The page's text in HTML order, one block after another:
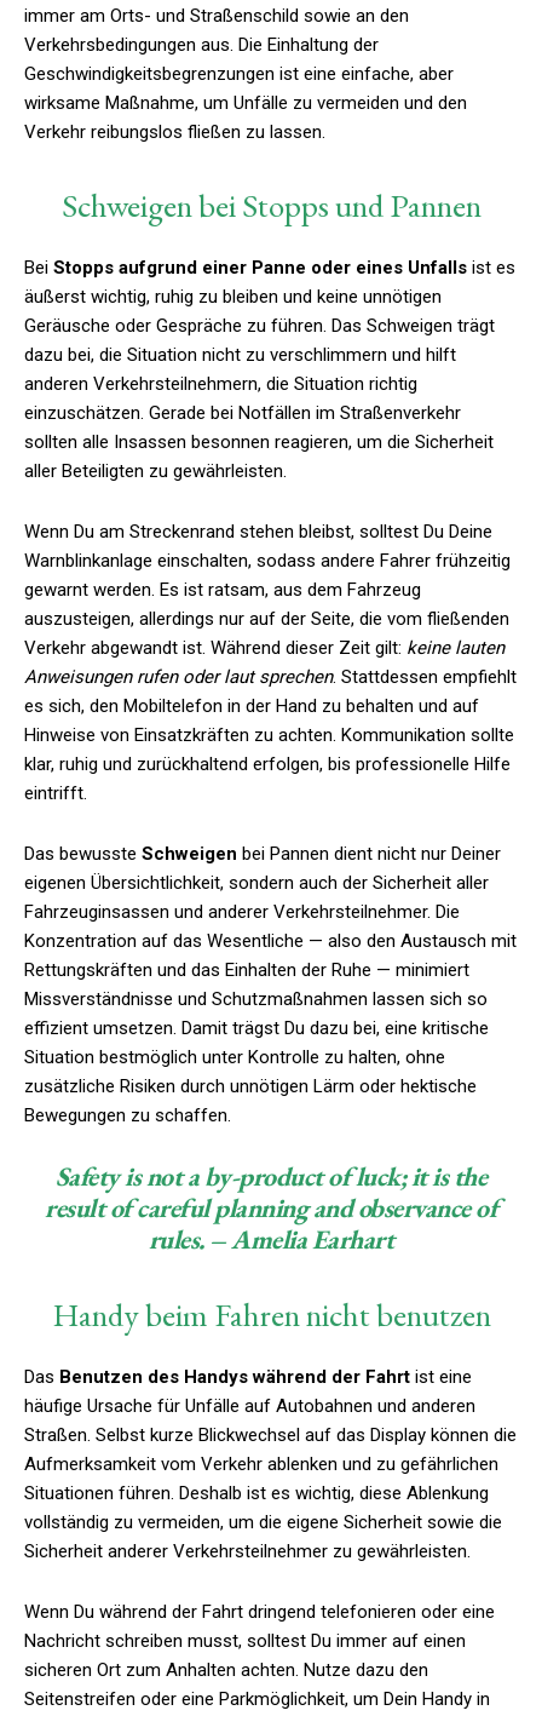
immer am Orts- und Straßenschild sowie an den
Verkehrsbedingungen aus. Die Einhaltung der
Geschwindigkeitsbegrenzungen ist eine einfache, aber
wirksame Maßnahme, um Unfälle zu vermeiden und den
Verkehr reibungslos fließen zu lassen.
Schweigen bei Stopps und Pannen
Bei Stopps aufgrund einer Panne oder eines Unfalls ist es
äußerst wichtig, ruhig zu bleiben und keine unnötigen
Geräusche oder Gespräche zu führen. Das Schweigen trägt
dazu bei, die Situation nicht zu verschlimmern und hilft
anderen Verkehrsteilnehmern, die Situation richtig
einzuschätzen. Gerade bei Notfällen im Straßenverkehr
sollten alle Insassen besonnen reagieren, um die Sicherheit
aller Beteiligten zu gewährleisten.
Wenn Du am Streckenrand stehen bleibst, solltest Du Deine
Warnblinkanlage einschalten, sodass andere Fahrer frühzeitig
gewarnt werden. Es ist ratsam, aus dem Fahrzeug
auszusteigen, allerdings nur auf der Seite, die vom fließenden
Verkehr abgewandt ist. Während dieser Zeit gilt: keine lauten
Anweisungen rufen oder laut sprechen. Stattdessen empfiehlt
es sich, den Mobiltelefon in der Hand zu behalten und auf
Hinweise von Einsatzkräften zu achten. Kommunikation sollte
klar, ruhig und zurückhaltend erfolgen, bis professionelle Hilfe
eintrifft.
Das bewusste Schweigen bei Pannen dient nicht nur Deiner
eigenen Übersichtlichkeit, sondern auch der Sicherheit aller
Fahrzeuginsassen und anderer Verkehrsteilnehmer. Die
Konzentration auf das Wesentliche — also den Austausch mit
Rettungskräften und das Einhalten der Ruhe — minimiert
Missverständnisse und Schutzmaßnahmen lassen sich so
effizient umsetzen. Damit trägst Du dazu bei, eine kritische
Situation bestmöglich unter Kontrolle zu halten, ohne
zusätzliche Risiken durch unnötigen Lärm oder hektische
Bewegungen zu schaffen.
Safety is not a by-product of luck; it is the
result of careful planning and observance of
rules. – Amelia Earhart
Handy beim Fahren nicht benutzen
Das Benutzen des Handys während der Fahrt ist eine
häufige Ursache für Unfälle auf Autobahnen und anderen
Straßen. Selbst kurze Blickwechsel auf das Display können die
Aufmerksamkeit vom Verkehr ablenken und zu gefährlichen
Situationen führen. Deshalb ist es wichtig, diese Ablenkung
vollständig zu vermeiden, um die eigene Sicherheit sowie die
Sicherheit anderer Verkehrsteilnehmer zu gewährleisten.
Wenn Du während der Fahrt dringend telefonieren oder eine
Nachricht schreiben musst, solltest Du immer auf einen
sicheren Ort zum Anhalten achten. Nutze dazu den
Seitenstreifen oder eine Parkmöglichkeit, um Dein Handy in